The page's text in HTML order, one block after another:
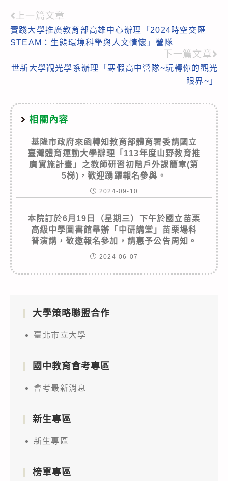
Read
more
上一篇文章
實踐大學推廣教育部高雄中心辦理「2024時空交匯
STEAM：生態環境科學與人文情懷」營隊
下一篇文章
世新大學觀光學系辦理「寒假高中營隊~玩轉你的觀光
眼界~」
相關內容
基隆市政府來函轉知教育部體育署委請國立
臺灣體育運動大學辦理「113年度山野教育推
廣實施計畫」之教師研習初階戶外課簡章(第
5梯)，歡迎踴躍報名參與。
2024-09-10
本院訂於6月19日（星期三）下午於國立苗栗
高級中學圖書館舉辦「中研講堂」苗栗場科
普演講，敬邀報名參加，請惠予公告周知。
2024-06-07
大學策略聯盟合作
臺北市立大學
國中教育會考專區
會考最新消息
新生專區
新生專區
榜單專區